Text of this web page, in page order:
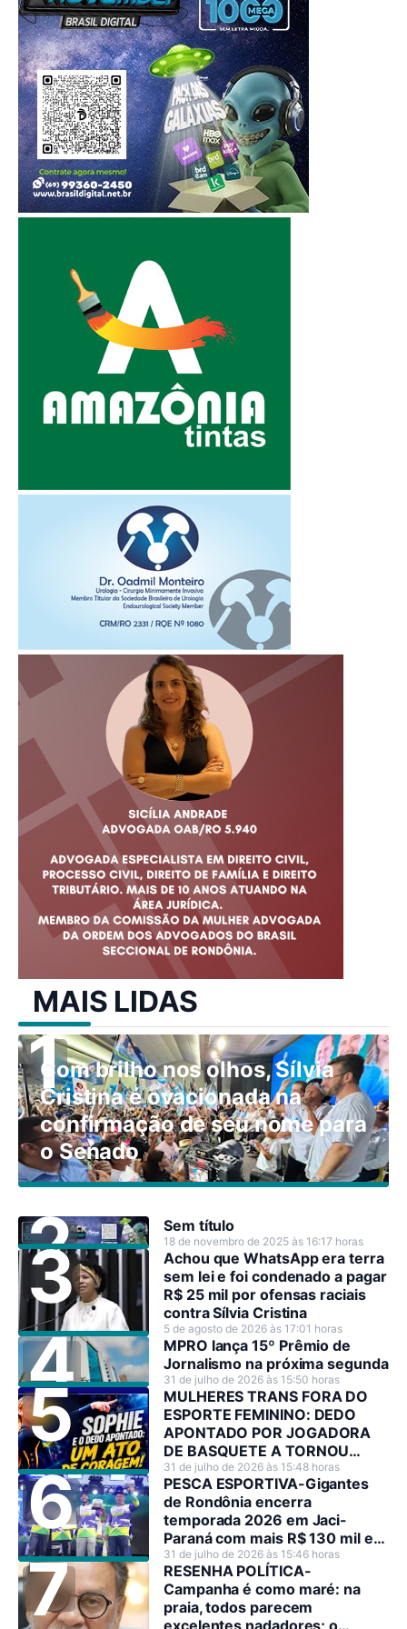
MAIS LIDAS
Com brilho nos olhos, Sílvia
Cristina é ovacionada na
confirmação de seu nome para
o Senado
Sem título
18 de novembro de 2025 às 16:17 horas
Achou que WhatsApp era terra
sem lei e foi condenado a pagar
R$ 25 mil por ofensas raciais
contra Sílvia Cristina
5 de agosto de 2026 às 17:01 horas
MPRO lança 15º Prêmio de
Jornalismo na próxima segunda
31 de julho de 2026 às 15:50 horas
MULHERES TRANS FORA DO
ESPORTE FEMININO: DEDO
APONTADO POR JOGADORA
DE BASQUETE A TORNOU
HEROÍNA NO SEU PAÍS
31 de julho de 2026 às 15:48 horas
PESCA ESPORTIVA-Gigantes
de Rondônia encerra
temporada 2026 em Jaci-
Paraná com mais R$ 130 mil em
premiações
31 de julho de 2026 às 15:46 horas
RESENHA POLÍTICA-
Campanha é como maré: na
praia, todos parecem
excelentes nadadores; o